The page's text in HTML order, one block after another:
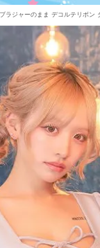
ラジャーのまま デコルテリボ